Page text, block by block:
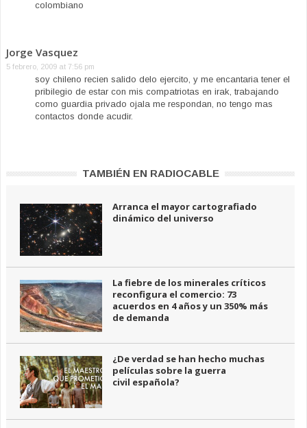
colombiano
Jorge Vasquez
5 febrero, 2009 at 7:56 pm
soy chileno recien salido delo ejercito, y me encantaria tener el
pribilegio de estar con mis compatriotas en irak, trabajando
como guardia privado ojala me respondan, no tengo mas
contactos donde acudir.
TAMBIÉN EN RADIOCABLE
Arranca el mayor cartografiado
dinámico del universo
La fiebre de los minerales críticos
reconfigura el comercio: 73
acuerdos en 4 años y un 350% más
de demanda
¿De verdad se han hecho muchas
películas sobre la guerra
civil española?